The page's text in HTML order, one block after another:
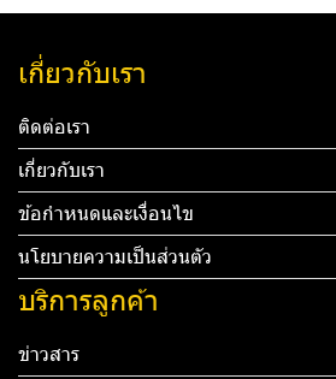
เกี่ยวกับเรา
ติดต่อเรา
เกี่ยวกับเรา
ข้อกำหนดและเงื่อนไข
นโยบายความเป็นส่วนตัว
บริการลูกค้า
ข่าวสาร